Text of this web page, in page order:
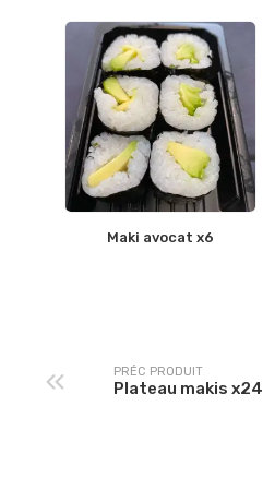
Maki avocat x6
PRÉC PRODUIT
Plateau makis x24